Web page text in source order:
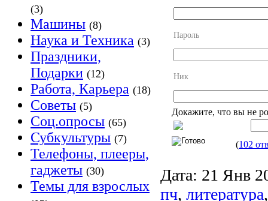
(3)
Машины (8)
Наука и Техника (3)
Праздники,
Подарки (12)
Работа, Карьера (18)
Советы (5)
Соц.опросы (65)
Субкультуры (7)
Телефоны, плееры,
гаджеты (30)
Темы для взрослых
Пароль
Ник
Докажите, что вы не
(102
Дата: 21 Янв
пч, литература